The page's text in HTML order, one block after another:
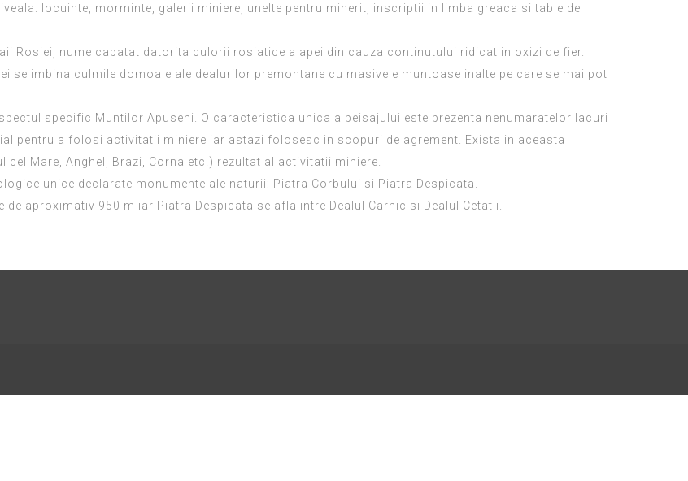
locuinte, morminte, galerii miniere, unelte pentru minerit, inscriptii in limba greaca si table de
Rosiei, nume capatat datorita culorii rosiatice a apei din cauza continutului ridicat in oxizi de fier.
se imbina culmile domoale ale dealurilor premontane cu masivele muntoase inalte pe care se mai pot
specific Muntilor Apuseni. O caracteristica unica a peisajului este prezenta nenumaratelor lacuri
pentru a folosi activitatii miniere iar astazi folosesc in scopuri de agrement. Exista in aceasta
Mare, Anghel, Brazi, Corna etc.) rezultat al activitatii miniere.
unice declarate monumente ale naturii: Piatra Corbului si Piatra Despicata.
aproximativ 950 m iar Piatra Despicata se afla intre Dealul Carnic si Dealul Cetatii.